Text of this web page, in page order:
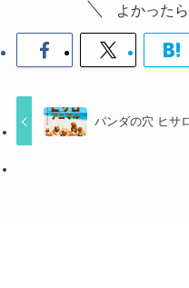
よかった
パンダの穴 ヒサ